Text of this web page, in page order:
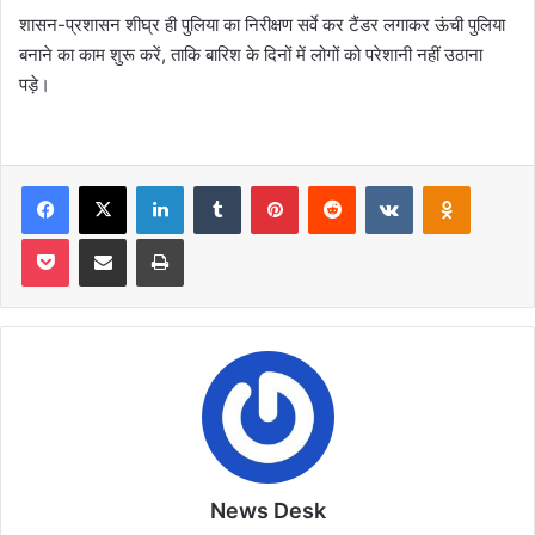
शासन-प्रशासन शीघ्र ही पुलिया का निरीक्षण सर्वे कर टैंडर लगाकर ऊंची पुलिया
बनाने का काम शुरू करें, ताकि बारिश के दिनों में लोगों को परेशानी नहीं उठाना
पड़े।
Facebook
X LinkedInTumblr PinterestReddit VKontakte
Pocket Share via Email Print
News Desk